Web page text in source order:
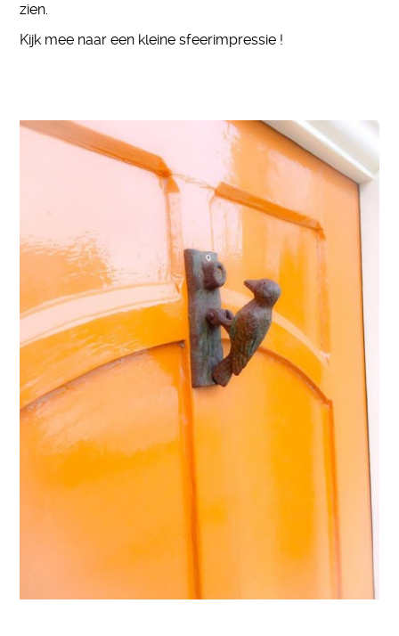
zien.
Kijk mee naar een kleine sfeerimpressie !